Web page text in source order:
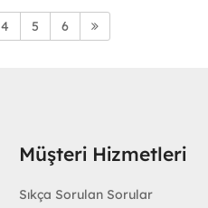
4 5 6
Müşteri Hizmetleri
Sıkça Sorulan Sorular